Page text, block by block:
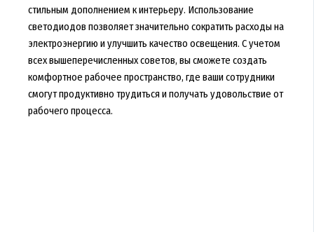
стильным дополнением к интерьеру. Использование
светодиодов позволяет значительно сократить расходы на
электроэнергию и улучшить качество освещения. С учетом
всех вышеперечисленных советов, вы сможете создать
комфортное рабочее пространство, где ваши сотрудники
смогут продуктивно трудиться и получать удовольствие от
рабочего процесса.